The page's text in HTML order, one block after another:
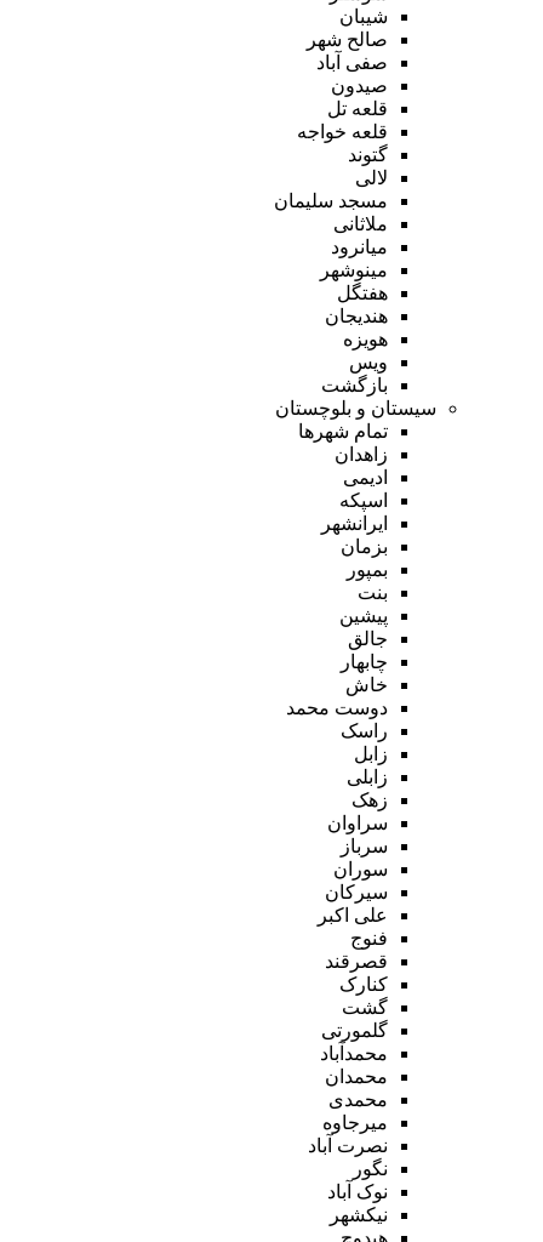
شیبان
صالح شهر
صفی آباد
صیدون
قلعه تل
قلعه خواجه
گتوند
لالی
مسجد سلیمان
ملاثانی
میانرود
مینوشهر
هفتگل
هندیجان
هویزه
ویس
بازگشت
سیستان و بلوچستان
تمام شهر‌ها
زاهدان
ادیمی
اسپکه
ایرانشهر
بزمان
بمپور
بنت
پیشین
جالق
چابهار
خاش
دوست محمد
راسک
زابل
زابلی
زهک
سراوان
سرباز
سوران
سیرکان
علی اکبر
فنوج
قصرقند
کنارک
گشت
گلمورتی
محمدآباد
محمدان
محمدی
میرجاوه
نصرت آباد
نگور
نوک آباد
نیکشهر
هیدوچ